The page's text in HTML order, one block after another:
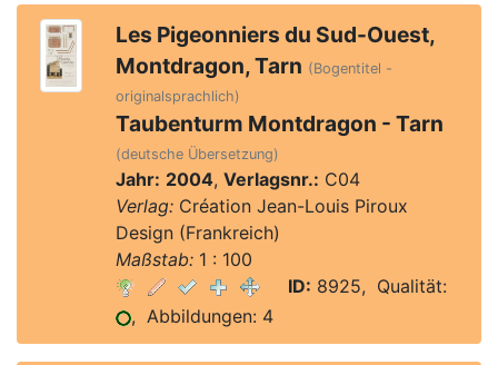
Les Pigeonniers du Sud-Ouest,
Montdragon, Tarn (Bogentitel -
originalsprachlich)
Taubenturm Montdragon - Tarn
(deutsche Übersetzung)
Jahr: 2004, Verlagsnr.: C04
Verlag:Création Jean-Louis Piroux
Design (Frankreich)
Maßstab:1 : 100
ID: 8925, Qualität:
, Abbildungen: 4